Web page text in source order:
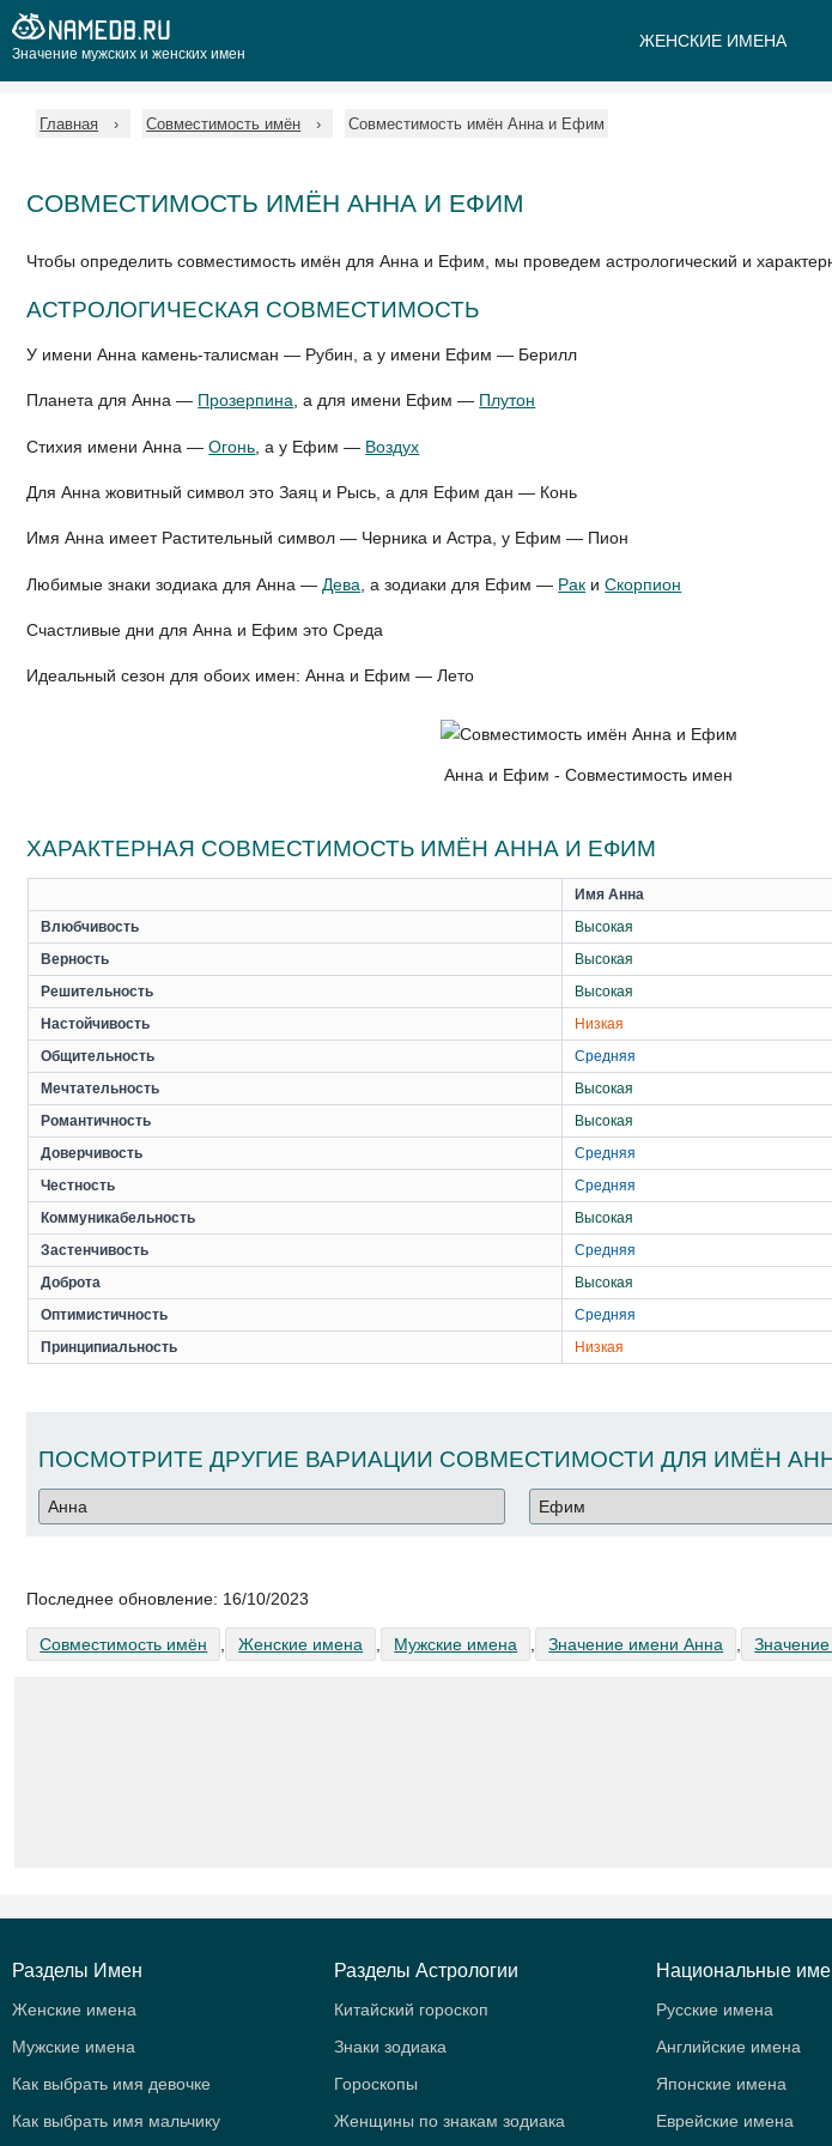
Значение мужских и женских имен
ЖЕНСКИЕ ИМЕНА
Главная Совместимость имён Совместимость имён Анна и Ефим
СОВМЕСТИМОСТЬ ИМЁН АННА И ЕФИМ
Чтобы определить совместимость имён для Анна и Ефим, мы проведем астрологический и
АСТРОЛОГИЧЕСКАЯ СОВМЕСТИМОСТЬ
У имени Анна камень-талисман — Рубин, а у имени Ефим — Берилл
Планета для Анна — Прозерпина , а для имени Ефим — Плутон
Стихия имени Анна —Огонь , а у Ефим — Воздух
Для Анна жовитный символ это Заяц и Рысь, а для Ефим дан — Конь
Имя Анна имеет Растительный символ — Черника и Астра, у Ефим — Пион
Любимые знаки зодиака для Анна — Дева , а зодиаки для Ефим — Рак иСкорпион
Счастливые дни для Анна и Ефим это Среда
Идеальный сезон для обоих имен: Анна и Ефим — Лето
Анна и Ефим - Совместимость имен
ХАРАКТЕРНАЯ СОВМЕСТИМОСТЬ ИМЁН АННА И ЕФИМ
Имя Анна
Влюбчивость
Высокая
Верность
Высокая
Решительность
Высокая
Настойчивость
Низкая
Общительность
Средняя
Мечтательность
Высокая
Романтичность
Высокая
Доверчивость
Средняя
Честность
Средняя
Коммуникабельность
Высокая
Застенчивость
Средняя
Доброта
Высокая
Оптимистичность
Средняя
Принципиальность
Низкая
ПОСМОТРИТЕ ДРУГИЕ ВАРИАЦИИ СОВМЕСТИМОСТИ ДЛЯ ИМЁН
Последнее обновление: 16/10/2023
Совместимость имён , Женские имена , Мужские имена , Значение имени Анна ,
Разделы Имен
Женские имена
Мужские имена
Как выбрать имя девочке
Как выбрать имя мальчику
Разделы Астрологии
Китайский гороскоп
Знаки зодиака
Гороскопы
Женщины по знакам зодиака
Национальные
Русские имена
Английские имена
Японские имена
Еврейские имена